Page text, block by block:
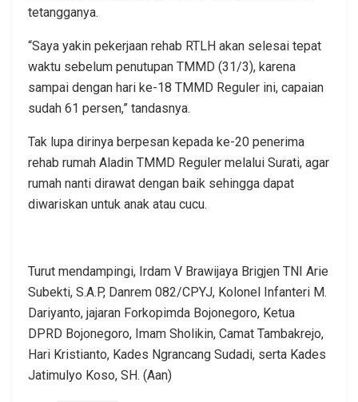
tetangganya.
“Saya yakin pekerjaan rehab RTLH akan selesai tepat
waktu sebelum penutupan TMMD (31/3), karena
sampai dengan hari ke-18 TMMD Reguler ini, capaian
sudah 61 persen,” tandasnya.
Tak lupa dirinya berpesan kepada ke-20 penerima
rehab rumah Aladin TMMD Reguler melalui Surati, agar
rumah nanti dirawat dengan baik sehingga dapat
diwariskan untuk anak atau cucu.
Turut mendampingi, Irdam V Brawijaya Brigjen TNI Arie
Subekti, S.A.P, Danrem 082/CPYJ, Kolonel Infanteri M.
Dariyanto, jajaran Forkopimda Bojonegoro, Ketua
DPRD Bojonegoro, Imam Sholikin, Camat Tambakrejo,
Hari Kristianto, Kades Ngrancang Sudadi, serta Kades
Jatimulyo Koso, SH. (Aan)